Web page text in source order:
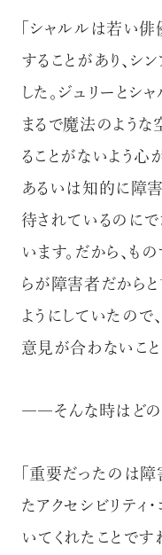
「シャルルは若い俳
することがあり、シ
した。ジュリーとシ
まるで魔法のよう
ることがないよう心
あるいは知的に障
待されているのにで
います。だから、も
らが障害者だから
ようにしていたので
意見が合わないことも
――そんな時はどの
「重要だったのは障
たアクセシビリティ
いてくれたことで